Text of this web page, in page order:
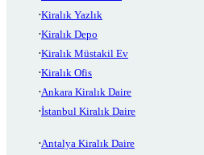
Kiralık Yazlık
Kiralık Depo
Kiralık Müstakil Ev
Kiralık Ofis
Ankara Kiralık Daire
İstanbul Kiralık Daire
Antalya Kiralık Daire